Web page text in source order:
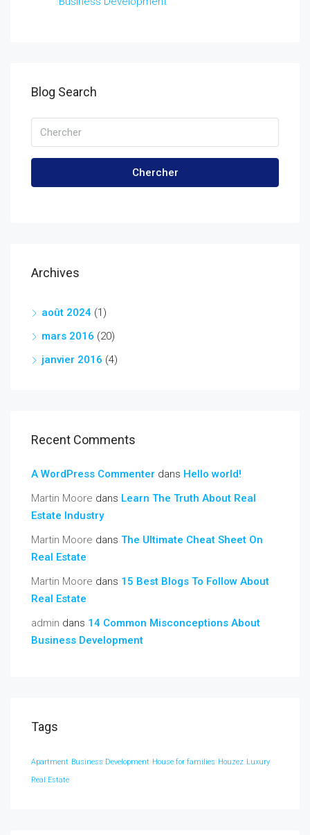
Blog Search
Chercher
Archives
août 2024 (1)
mars 2016 (20)
janvier 2016 (4)
Recent Comments
A WordPress Commenter dans Hello world!
Martin Moore dans Learn The Truth About Real
Estate Industry
Martin Moore dans The Ultimate Cheat Sheet On
Real Estate
Martin Moore dans 15 Best Blogs To Follow About
Real Estate
admin dans 14 Common Misconceptions About
Business Development
Tags
Apartment Business Development House for families Houzez Luxury
Real Estate